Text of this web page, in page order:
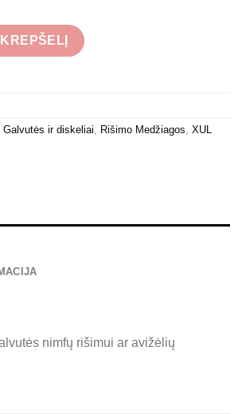
Red Volframinės Galvutės
Į KREPŠELĮ
Galvutės ir diskeliai Rišimo Medžiagos XUL
nimfų rišimui ar avižėlių